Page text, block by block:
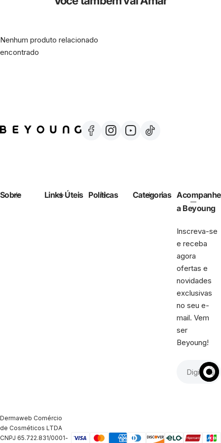
Nenhum produto relacionado
encontrado
Sobre Links Úteis Políticas Categorias Acompanhe
a Beyoung
Inscreva-se
e receba
agora
ofertas e
novidades
exclusivas
no seu e-
mail. Vem
ser
Beyoung!
Dermaweb Comércio
de Cosméticos LTDA
CNPJ 65.722.831/0001-